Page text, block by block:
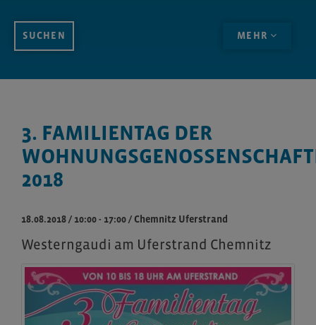
MEHR
3. FAMILIENTAG DER
2018
18.08.2018 / 10:00 - 17:00 / Chemnitz Uferstrand
Westerngaudi am Uferstrand Chemnitz